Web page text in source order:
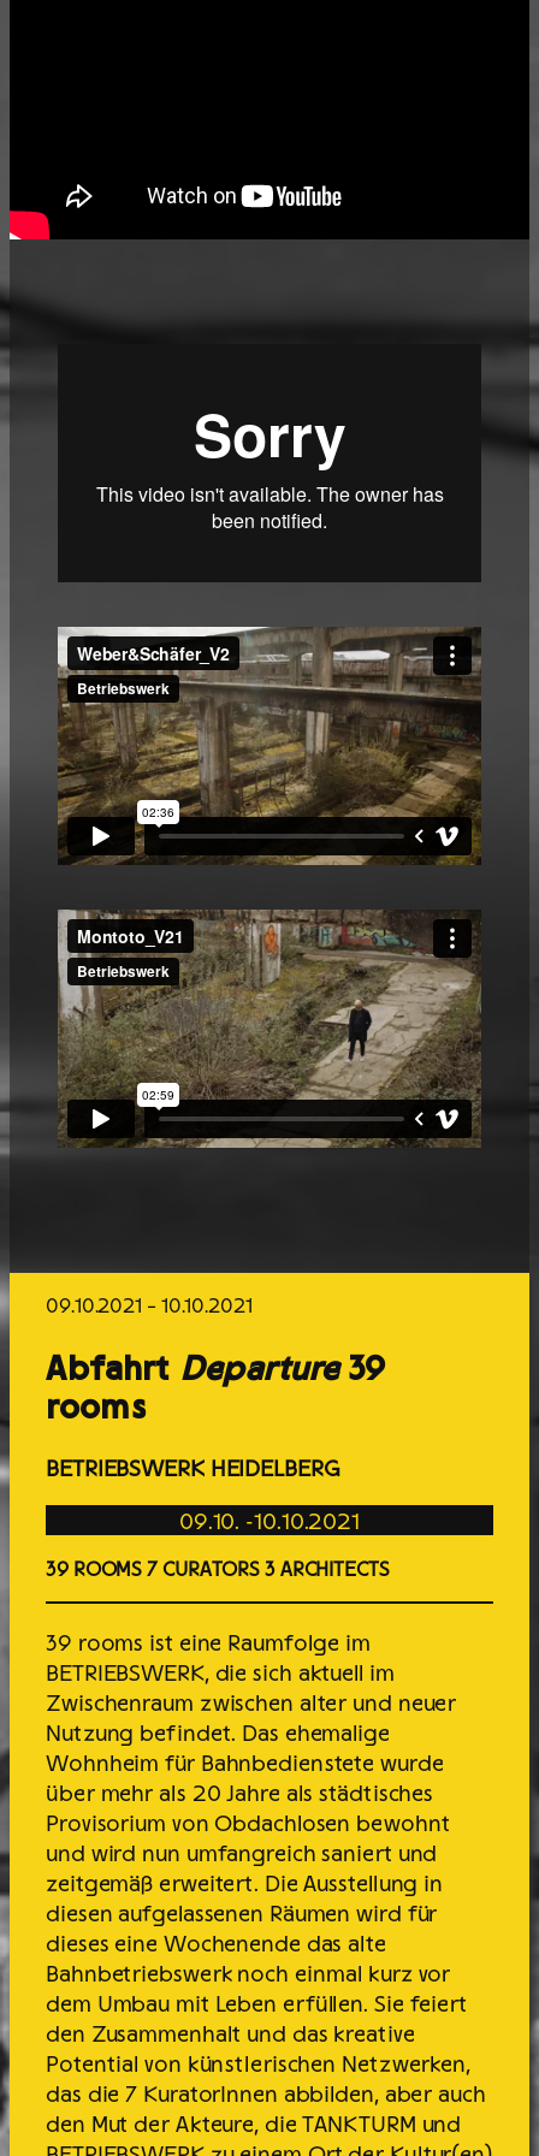
09.10.2021 – 10.10.2021
Abfahrt Departure39
rooms
BETRIEBSWERK HEIDELBERG
09.10. -10.10.2021
39 ROOMS 7 CURATORS 3 ARCHITECTS
39 rooms ist eine Raumfolge im
BETRIEBSWERK, die sich aktuell im
Zwischenraum zwischen alter und neuer
Nutzung befindet. Das ehemalige
Wohnheim für Bahnbedienstete wurde
über mehr als 20 Jahre als städtisches
Provisorium von Obdachlosen bewohnt
und wird nun umfangreich saniert und
zeitgemäß erweitert. Die Ausstellung in
diesen aufgelassenen Räumen wird für
dieses eine Wochenende das alte
Bahnbetriebswerk noch einmal kurz vor
dem Umbau mit Leben erfüllen. Sie feiert
den Zusammenhalt und das kreative
Potential von künstlerischen Netzwerken,
das die 7 KuratorInnen abbilden, aber auch
den Mut der Akteure, die TANKTURM und